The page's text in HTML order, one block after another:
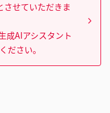
させていただきま
成AIアシスタント
ださい。